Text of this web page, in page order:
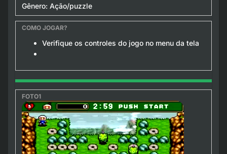
Gênero: Ação/puzzle
Verifique os controles do jogo no menu da tela